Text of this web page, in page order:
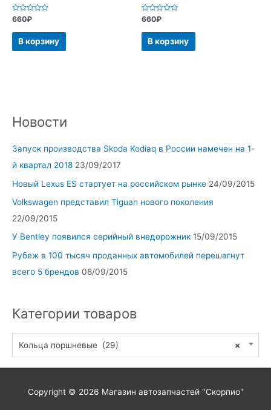
Новости
Запуск производства Skoda Kodiaq в России намечен на 1-
й квартал 2018 23/09/2017
Новый Lexus ES стартует на российском рынке 24/09/2015
Volkswagen представил Tiguan нового поколения
22/09/2015
У Bentley появился серийный внедорожник 15/09/2015
Рубеж в 100 тысяч проданных автомобилей перешагнут
всего 5 брендов 08/09/2015
Категории товаров
×
Кольца поршневые (29)
Оценка
0
из
660₽
В корзину
Оценка
0
из
660₽
В корзину
Copyright © 2026 Магазин автозапчастей "Скорпио"